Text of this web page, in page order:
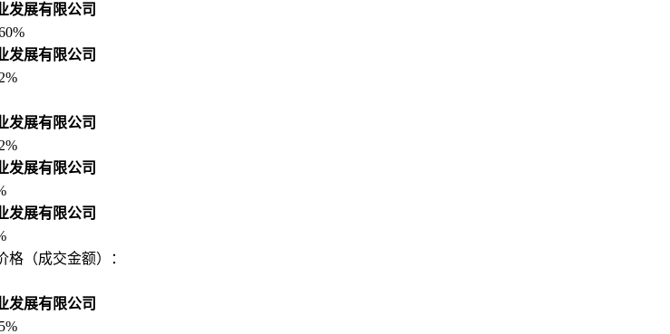
发展有限公司
发展有限公司
发展有限公司
发展有限公司
发展有限公司
格（成交金额）：
发展有限公司